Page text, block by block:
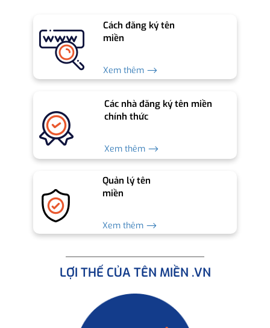
Cách đăng ký tên
miền
Xem thêm ⟶
Các nhà đăng ký tên miền
chính thức
Xem thêm ⟶
Quản lý tên
miền
Xem thêm ⟶
LỢI THẾ CỦA TÊN MIỀN .VN